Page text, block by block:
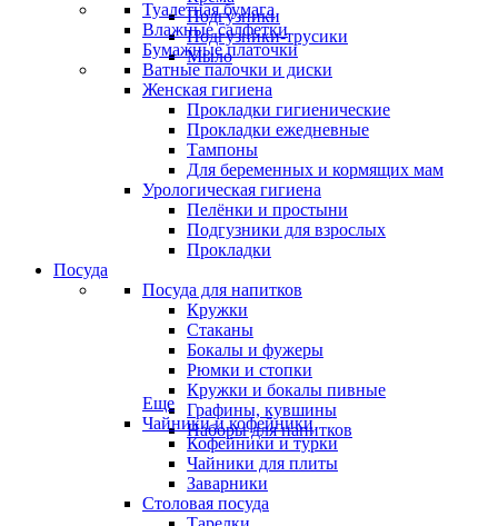
Подгузники
Подгузники-трусики
Мыло
Туалетная бумага
Влажные салфетки
Бумажные платочки
Ватные палочки и диски
Женская гигиена
Прокладки гигиенические
Прокладки ежедневные
Тампоны
Для беременных и кормящих мам
Урологическая гигиена
Пелёнки и простыни
Подгузники для взрослых
Прокладки
Посуда
Посуда для напитков
Кружки
Стаканы
Бокалы и фужеры
Рюмки и стопки
Кружки и бокалы пивные
Графины, кувшины
Наборы для напитков
Еще
Чайники и кофейники
Кофейники и турки
Чайники для плиты
Заварники
Столовая посуда